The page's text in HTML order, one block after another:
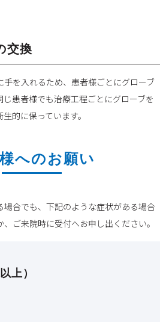
交換
を入れるため、患者様ごとにグローブ
患者様でも治療工程ごとにグローブを
的に保っています。
へのお願い
合でも、下記のような症状がある場合
ご来院時に受付へお申し出ください。
上）